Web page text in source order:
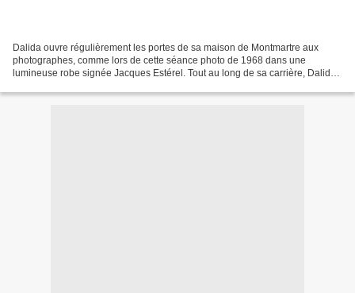
Dalida ouvre régulièrement les portes de sa maison de Montmartre aux
photographes, comme lors de cette séance photo de 1968 dans une
lumineuse robe signée Jacques Estérel. Tout au long de sa carrière, Dalida